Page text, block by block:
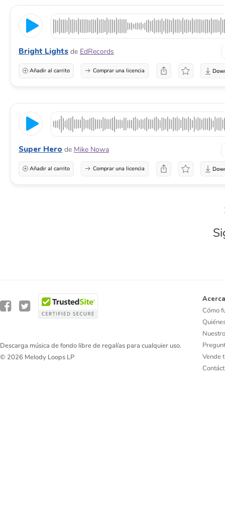
Bright Lights de EdRecords
Añadir al carrito Comprar una licencia
Super Hero de Mike Nowa
Añadir al carrito Comprar una licencia
Descarga música de fondo libre de regalías para cualquier uso.
© 2026 Melody Loops LP
Cómo
Vende